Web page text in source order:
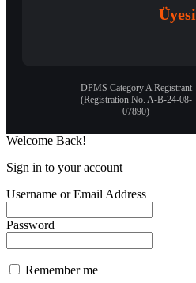
Üyesi
DPMS Category A Registrant
(Registration No. A-B-24-08-
07890)
Welcome Back!
Sign in to your account
Username or Email Address
Password
Remember me